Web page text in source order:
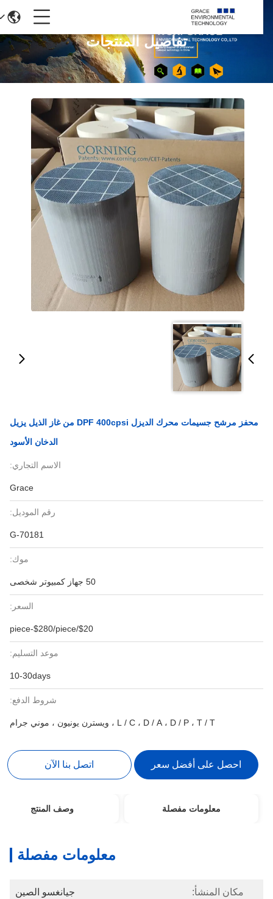
تفاصيل المنتجات
محفز مرشح جسيمات محرك الديزل DPF 400cpsi من غاز الذيل يزيل
الدخان الأسود
الاسم التجاري:
Grace
رقم الموديل:
G-70181
موك:
50 جهاز كمبيوتر شخصى
السعر:
$20/piece-$280/piece
موعد التسليم:
10-30days
شروط الدفع:
L / C ، D / A ، D / P ، T / T ، ويسترن يونيون ، موني جرام
احصل على أفضل سعر اتصل بنا الآن
معلومات مفصلة وصف المنتج
معلومات مفصلة
مكان المنشأ: جيانغسو الصين